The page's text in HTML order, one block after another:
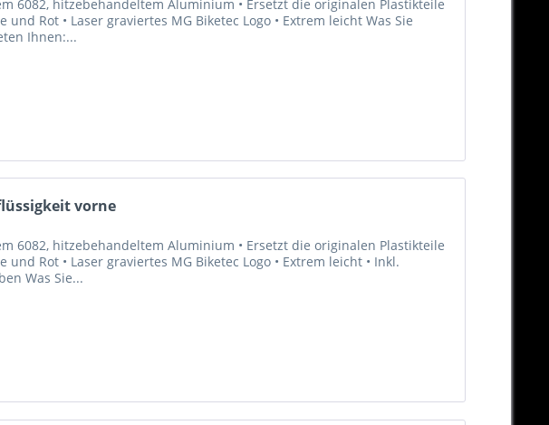
6082, hitzebehandeltem Aluminium • Ersetzt die originalen Plastikteile
und Rot • Laser graviertes MG Biketec Logo • Extrem leicht Was Sie
Ihnen:...
vorne
6082, hitzebehandeltem Aluminium • Ersetzt die originalen Plastikteile
und Rot • Laser graviertes MG Biketec Logo • Extrem leicht • Inkl.
Was Sie...